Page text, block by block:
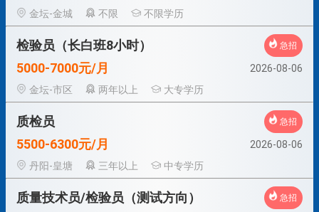
金坛-金城
不限 不限学历
检验员（长白班8小时） 急招
5000-7000元/月
2026-08-06
金坛-市区
两年以上 大专学历
质检员 急招
5500-6300元/月
2026-08-06
丹阳-皇塘
三年以上 中专学历
质量技术员/检验员（测试方向） 急招